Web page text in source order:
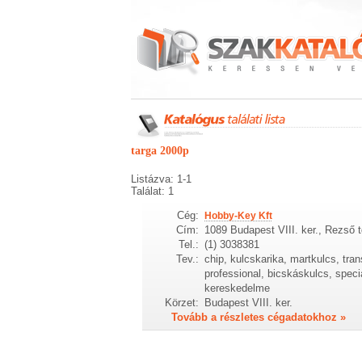
targa 2000p
Listázva: 1-1
Találat: 1
Cég: Hobby-Key Kft
Cím: 1089 Budapest VIII. ker., Rezső
Tel.: (1) 3038381
Tev.: chip, kulcskarika, martkulcs,
professional, bicskáskulcs,
kereskedelme
Körzet: Budapest VIII. ker.
Tovább a részletes cégadatokhoz »